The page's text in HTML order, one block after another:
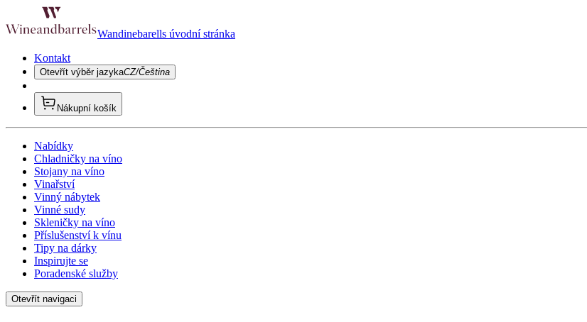
Wandinebarells úvodní stránka
Kontakt
Otevřít výběr jazykaCZ/Čeština
Nákupní košík
Nabídky
Chladničky na víno
Stojany na víno
Vinařství
Vinný nábytek
Vinné sudy
Skleničky na víno
Příslušenství k vínu
Tipy na dárky
Inspirujte se
Poradenské služby
Otevřít navigaci